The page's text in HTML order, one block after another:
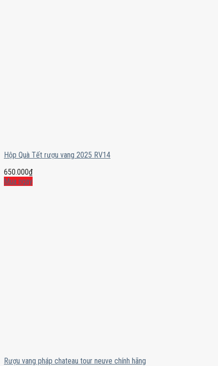
Hộp Quà Tết rượu vang 2025 RV14
650.000₫
Mua ngay
Rượu vang pháp chateau tour neuve chính hãng